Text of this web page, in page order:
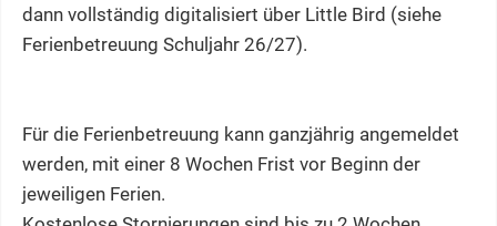
dann vollständig digitalisiert über Little Bird (siehe
Ferienbetreuung Schuljahr 26/27).
Für die Ferienbetreuung kann ganzjährig angemeldet
werden, mit einer 8 Wochen Frist vor Beginn der
jeweiligen Ferien.